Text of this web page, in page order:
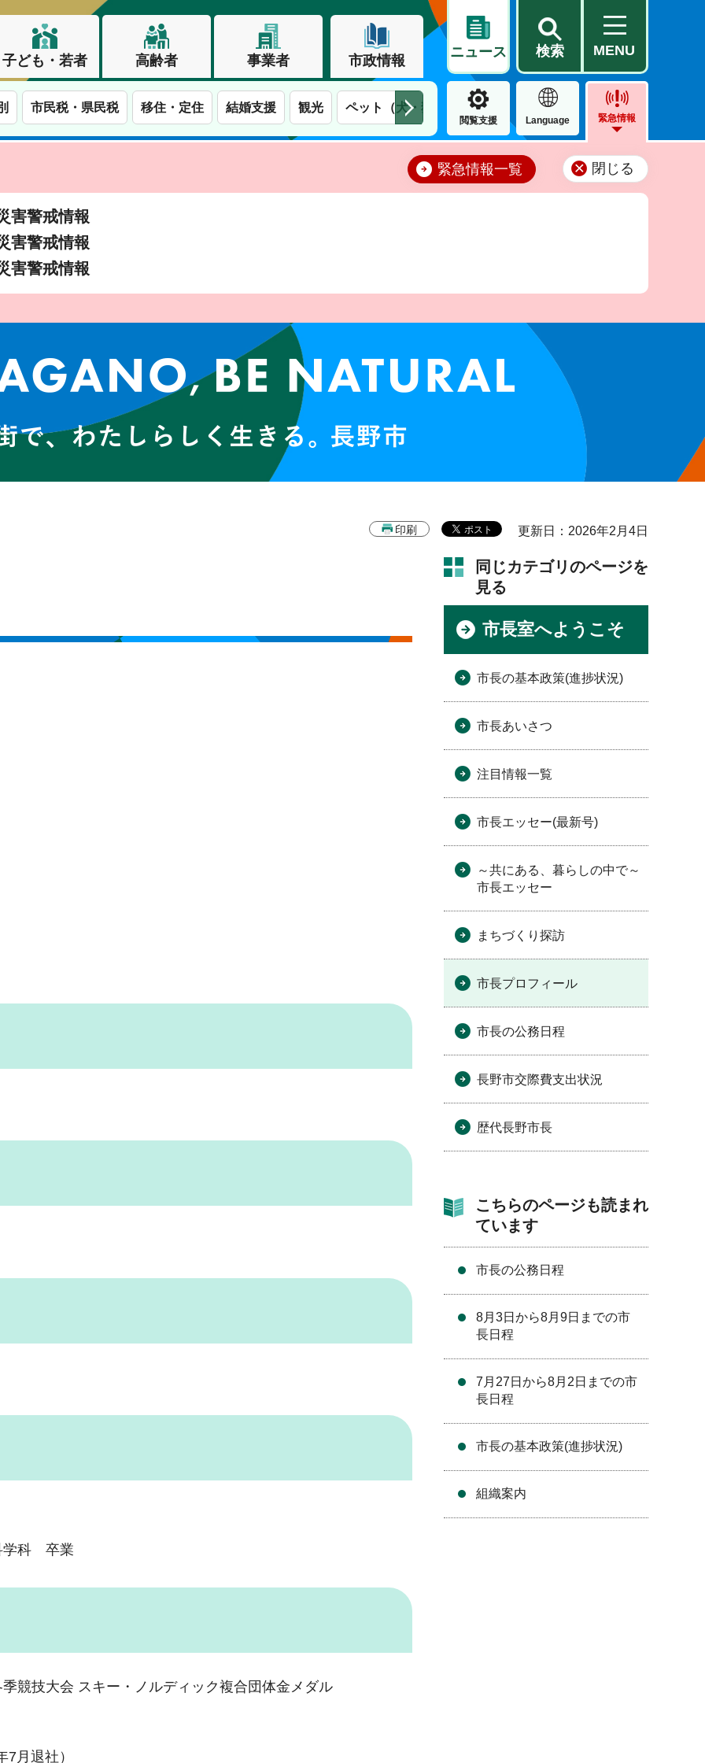
子ども・若者 高齢者 事業者 市政情報
ニュース 検索 MENU
市民税・県民税 移住・定住 結婚支援 観光 ペット（犬・猫） 住民票・戸籍 公営住宅
閲覧支援 Language 緊急情報
害警戒情報
害警戒情報
害警戒情報
緊急情報一覧 閉じる
この街で、わたしらしく生きる。長野市
印刷 更新日：2026年2月4日
学科 卒業
競技大会 スキー・ノルディック複合団体金メダル
月退社）
同じカテゴリのページを
見る
市長室へようこそ
市長の基本政策(進捗状況)
市長あいさつ
注目情報一覧
市長エッセー(最新号)
～共にある、暮らしの中で～
市長エッセー
まちづくり探訪
市長プロフィール
市長の公務日程
長野市交際費支出状況
歴代長野市長
こちらのページも読まれ
ています
市長の公務日程
8月3日から8月9日までの市
長日程
7月27日から8月2日までの市
長日程
市長の基本政策(進捗状況)
組織案内